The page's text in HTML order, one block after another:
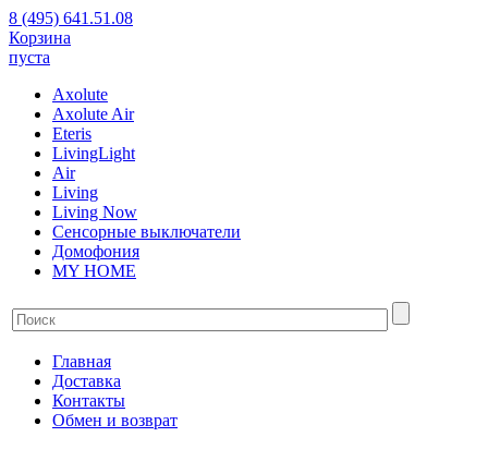
8 (495) 641.51.08
Корзина
пуста
Axolute
Axolute Air
Eteris
LivingLight
Air
Living
Living Now
Сенсорные выключатели
Домофония
MY HOME
Главная
Доставка
Контакты
Обмен и возврат